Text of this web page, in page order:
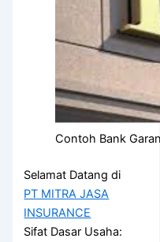
Contoh Bank
Selamat Datang di
PT MITRA JASA
INSURANCE
Sifat Dasar Usaha: